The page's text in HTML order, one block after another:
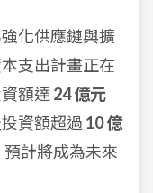
強化供應鏈與擴
支出計畫正在
額達 24 億元
資額超過 10 億
計將成為未來